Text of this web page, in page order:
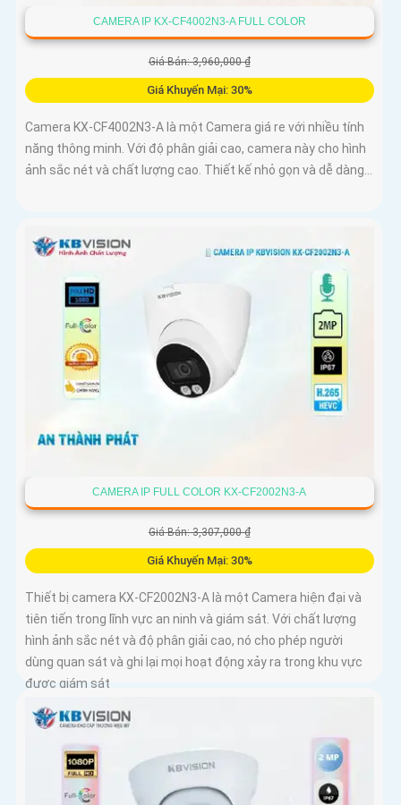
CAMERA IP KX-CF4002N3-A FULL COLOR
Giá Bán: 3,960,000 ₫
Giá Khuyến Mại: 30%
Camera KX-CF4002N3-A là một Camera giá re với nhiều tính
năng thông minh. Với độ phân giải cao, camera này cho hình
ảnh sắc nét và chất lượng cao. Thiết kế nhỏ gọn và dễ dàng...
CAMERA IP FULL COLOR KX-CF2002N3-A
Giá Bán: 3,307,000 ₫
Giá Khuyến Mại: 30%
Thiết bị camera KX-CF2002N3-A là một Camera hiện đại và
tiên tiến trong lĩnh vực an ninh và giám sát. Với chất lượng
hình ảnh sắc nét và độ phân giải cao, nó cho phép người
dùng quan sát và ghi lại mọi hoạt động xảy ra trong khu vực
được giám sát